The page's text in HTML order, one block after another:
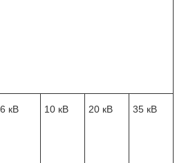
6 кВ 10 кВ 20 кВ 35 кВ